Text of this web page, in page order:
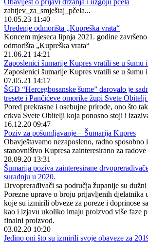
Obavijest o prijavi držanja i uzgoju pčela
zahtjev_za_smještaj_pčela...
10.05.23 11:40
Uređenje odmorišta „Kupreška vrata“
Koncem mjeseca lipnja 2021. godine
odmorišta „Kupreška vrata“
21.06.21 14:21
Zaposlenici šumarije Kupres vratili se u šumu
Zaposlenici šumarije Kupres vratili se u šumu
07.05.21 14:17
ŠGD “Hercegbosanske šume” darovalo je
tresete i Pančićeve omorike župi Svete
Pored prekrasne i osebujne prirode, ono što
crkva Svete Obitelji koja ponosno stoji i
16.12.20 09:47
Poziv za pošumljavanje – Šumarija Kupres
Obavještavamo nezaposleno, radno sposobno
stanovništvo Kupresa zainteresirano za
28.09.20 13:31
Šumarija poziva zainteresirane
suradnju u 2020.
Drvoprerađivači sa područja županije su
Porezne uprave o broju prijavljenih djelatnika
koje su izmirili obveze za poreze i doprinose
kao i izjavu ukoliko imaju proizvod više faze
finalni proizvod.
03.02.20 10:20
Jedino oni što su izmirili svoje obaveze za